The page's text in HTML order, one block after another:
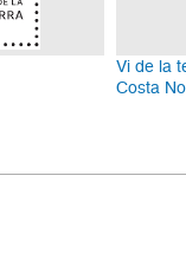
Vi de la
Costa